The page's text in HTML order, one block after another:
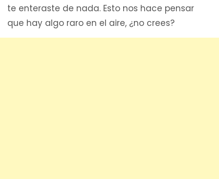
te enteraste de nada. Esto nos hace pensar
que hay algo raro en el aire, ¿no crees?